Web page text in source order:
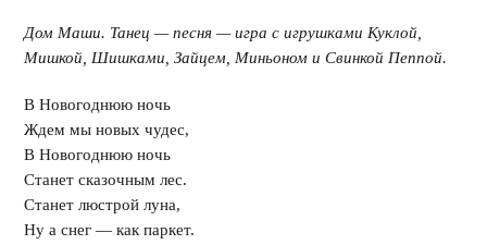
Дом Маши. Танец — песня — игра с игрушками Куклой,
Мишкой, Шишками, Зайцем, Миньоном и Свинкой Пеппой.
В Новогоднюю ночь
Ждем мы новых чудес,
В Новогоднюю ночь
Станет сказочным лес.
Станет люстрой луна,
Ну а снег — как паркет.